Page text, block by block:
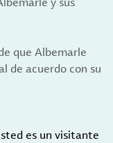
que Albemarle
de acuerdo con su
es un visitante